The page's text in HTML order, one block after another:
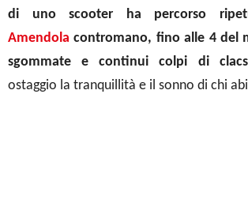
di uno scooter ha percorso
Amendola contromano, fino alle 4 del
sgommate e continui colpi di
ostaggio la tranquillità e il sonno di chi